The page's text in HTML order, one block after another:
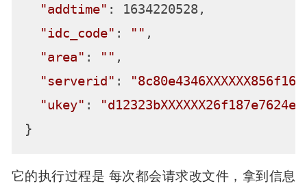
"addtime" : 1634220528,
"idc_code" : "" ,
"area" : "" ,
"serverid" :
"ukey" :
"d12323bXXXXXX26f187e7624e"
它的执行过程是 每次都会请求改文件，拿到信息